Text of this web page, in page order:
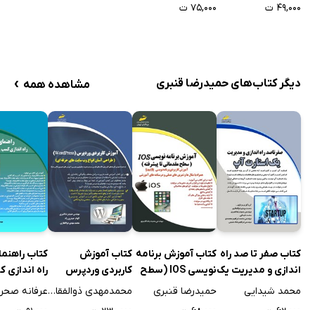
۴۹,۰۰۰ ت
۷۵,۰۰۰ ت
دیگر کتاب‌های حمیدرضا قنبری مشاهده همه ›
کتاب صفر تا صد راه
اندازی و مدیریت یک
استارت آپ
محمد شیدایی
کتاب آموزش برنامه
نویسی IOS (سطح
مقدماتی تا
حمیدرضا قنبری
کتاب آموزش
کاربردی وردپرس
محمدمهدی ذوالفقاری
کتاب
راه
کار اینترنتی
عرفانه